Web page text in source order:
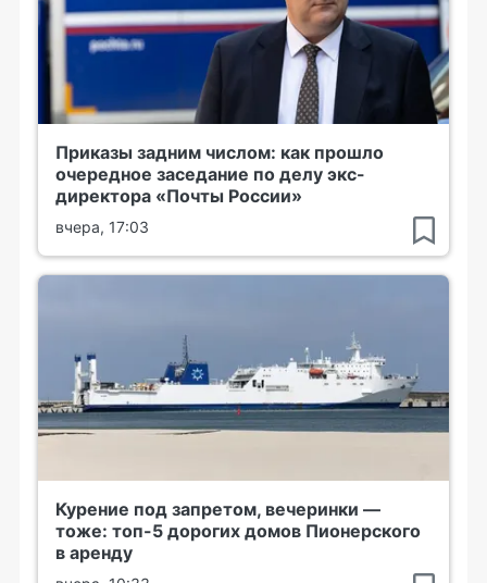
Приказы задним числом: как прошло
очередное заседание по делу экс-
директора «Почты России»
вчера, 17:03
Курение под запретом, вечеринки —
тоже: топ-5 дорогих домов Пионерского
в аренду